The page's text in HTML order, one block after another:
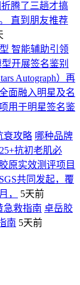
腾了三趟才搞
直到朋友推荐
智能辅助引领
开展签名鉴别
Autograph）再
面融入明星及名
用于明星签名鉴
衰攻略 哪种品牌
抗初老肌必
原实效测评项目
共同发起，覆
，
5天前
急救指南 卓岳胶
南 5天前